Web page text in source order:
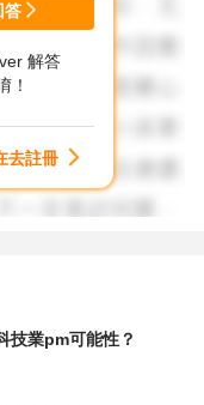
答
解答
！
去註冊
技業pm可能性？